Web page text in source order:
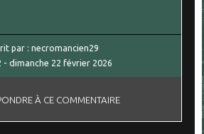
par : necromancien29
-dimanche 22 février 2026
À CE COMMENTAIRE